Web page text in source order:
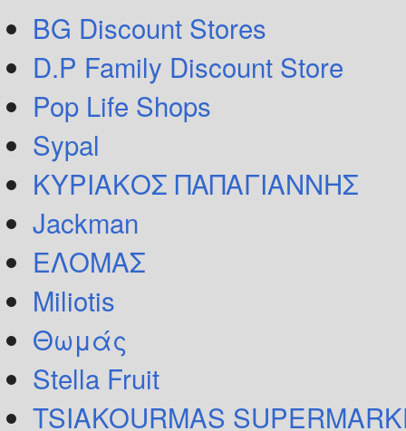
BG Discount Stores
D.P Family Discount Store
Pop Life Shops
Sypal
ΚΥΡΙΑΚΟΣ ΠΑΠΑΓΙΑΝΝΗΣ
Jackman
ΕΛΟΜΑΣ
Miliotis
Θωμάς
Stella Fruit
TSIAKOURMAS